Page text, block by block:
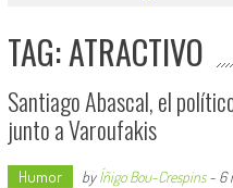
TAG: ATRACTIVO
Santiago Abascal, el
junto a Varoufakis
Humor byÍñigo Bou-Crespins- 6